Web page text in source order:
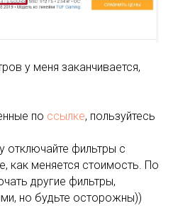
у меня заканчивается,
по ссылке, пользуйтесь
фильтры с
как меняется стоимость. По
другие фильтры,
но будьте осторожны))